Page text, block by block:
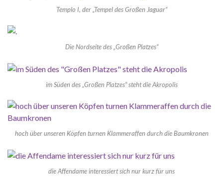
Templo I, der „Tempel des Großen Jaguar“
Die Nordseite des „Großen Platzes“
im Süden des „Großen Platzes“ steht die Akropolis
hoch über unseren Köpfen turnen Klammeraffen durch die Baumkronen
die Affendame interessiert sich nur kurz für uns